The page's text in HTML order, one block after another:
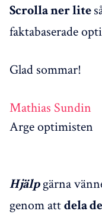
Scrolla ner lite
faktabaserade
Glad sommar!
Mathias Sundin
Arge optimisten
Hjälpgärna
genom att dela